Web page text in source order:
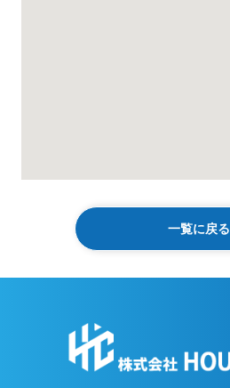
一覧に戻る